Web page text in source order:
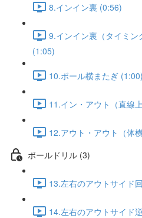
8.インイン裏 (0:56)
9.インイン裏（タイミ
(1:05)
10.ボール横またぎ (1:00)
11.イン・アウト（直線
12.アウト・アウト（体
ボールドリル (3)
13.左右のアウトサイド
14.左右のアウトサイド